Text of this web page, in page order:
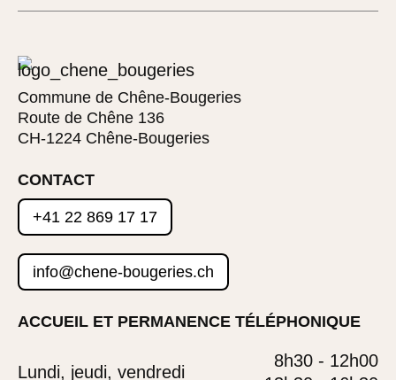
Commune de Chêne-Bougeries
Route de Chêne 136
CH-1224 Chêne-Bougeries
CONTACT
+41 22 869 17 17
info@chene-bougeries.ch
ACCUEIL ET PERMANENCE TÉLÉPHONIQUE
Lundi, jeudi, vendredi
8h30 - 12h00